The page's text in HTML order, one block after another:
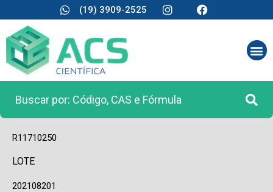
(19) 3909-2525
R11710250
LOTE
202108201